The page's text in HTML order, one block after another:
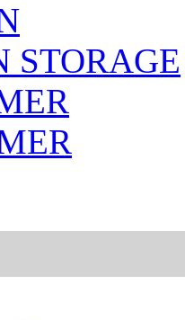
STORAGE